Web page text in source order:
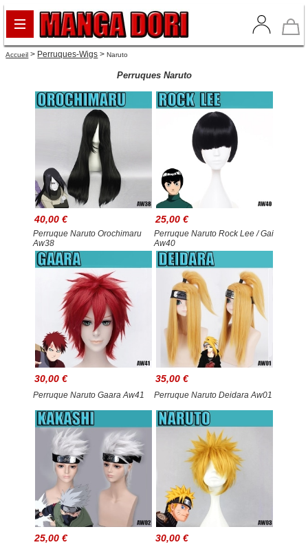
Accueil > Perruques-Wigs >Naruto
Perruques Naruto
40,00 €
Perruque Naruto Orochimaru
Aw38
25,00 €
Perruque Naruto Rock Lee / Gai
Aw40
30,00 €
Perruque Naruto Gaara Aw41
35,00 €
Perruque Naruto Deidara Aw01
25,00 € 30,00 €